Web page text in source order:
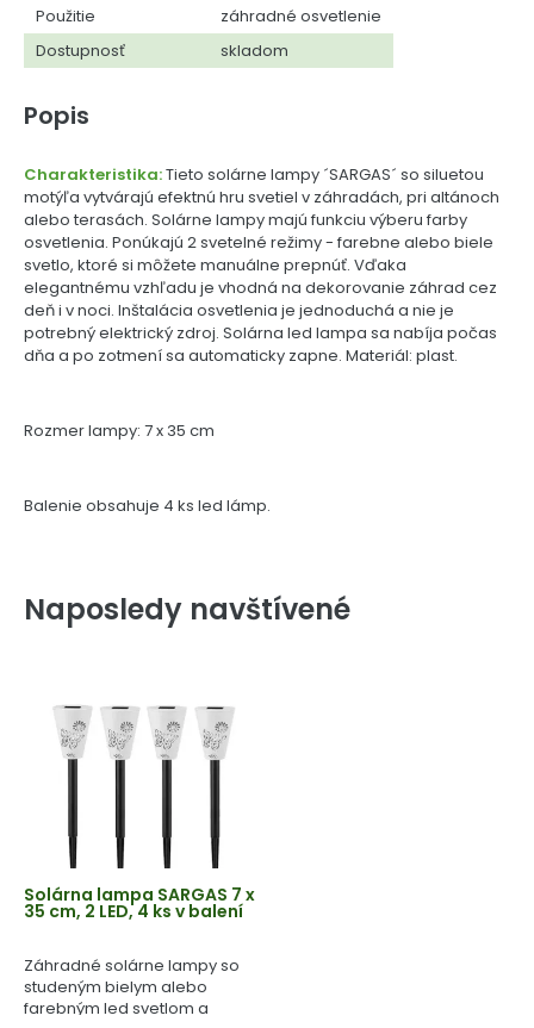
Použitie
záhradné osvetlenie
Dostupnosť
skladom
Popis
Charakteristika:Tieto solárne lampy ´SARGAS´ so siluetou
motýľa vytvárajú efektnú hru svetiel v záhradách, pri altánoch
alebo terasách. Solárne lampy majú funkciu výberu farby
osvetlenia. Ponúkajú 2 svetelné režimy - farebne alebo biele
svetlo, ktoré si môžete manuálne prepnúť. Vďaka
elegantnému vzhľadu je vhodná na dekorovanie záhrad cez
deň i v noci. Inštalácia osvetlenia je jednoduchá a nie je
potrebný elektrický zdroj. Solárna led lampa sa nabíja počas
dňa a po zotmení sa automaticky zapne. Materiál: plast.
Rozmer lampy: 7 x 35 cm
Balenie obsahuje 4 ks led lámp.
Naposledy navštívené
Solárna lampa SARGAS 7 x
35 cm, 2 LED, 4 ks v balení
Záhradné solárne lampy so
studeným bielym alebo
farebným led svetlom a